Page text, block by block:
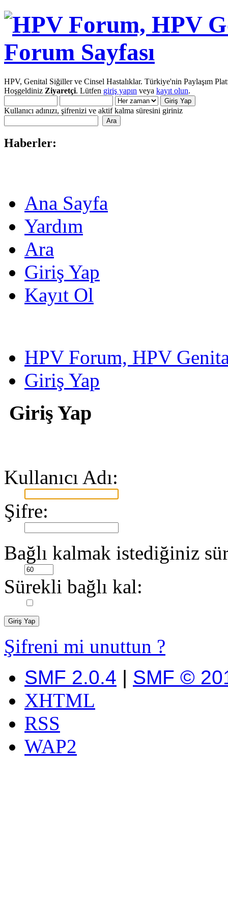
HPV, Genital Siğiller ve Cinsel Hastalıklar. Türkiye'nin Paylaşım
Hoşgeldiniz Ziyaretçi. Lütfen giriş yapın veya kayıt olun.
Kullanıcı adınızı, şifrenizi ve aktif kalma süresini giriniz
Haberler:
Ana Sayfa
Yardım
Ara
Giriş Yap
Kayıt Ol
HPV Forum, HPV
Giriş Yap
Giriş Yap
Kullanıcı Adı:
Şifre:
Bağlı kalmak istediğiniz
Sürekli bağlı kal:
Şifreni mi unuttun ?
SMF 2.0.4 | SMF ©
XHTML
RSS
WAP2